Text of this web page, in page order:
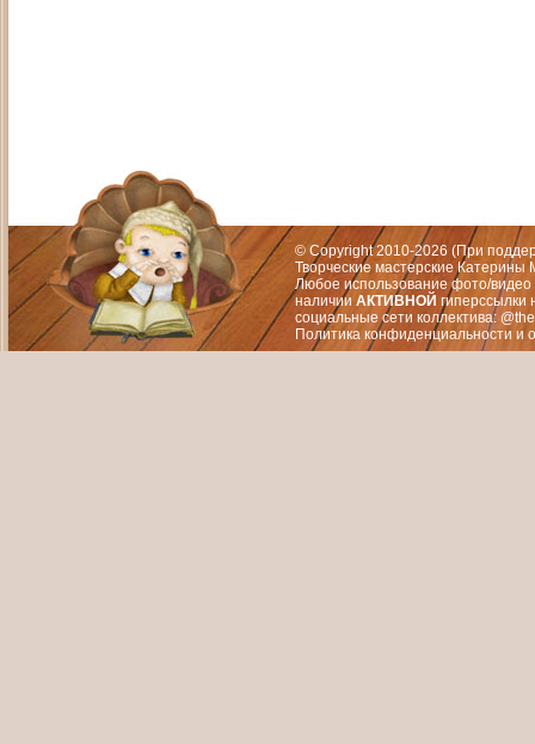
© Copyright 2010-2026 (При
Творческие мастерские
Любое использование фото/видео
наличии АКТИВНОЙ гиперссылки
социальные сети коллектива:
Политика конфиденциальности и